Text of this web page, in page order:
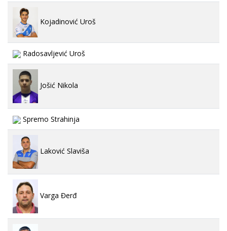
Kojadinović Uroš
Radosavljević Uroš
Jošić Nikola
Spremo Strahinja
Laković Slaviša
Varga Đerđ